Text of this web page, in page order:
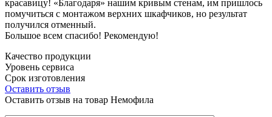
красавицу! «Благодаря» нашим кривым стенам, им пришлось
помучиться с монтажом верхних шкафчиков, но результат
получился отменный.
Большое всем спасибо! Рекомендую!
Качество продукции
Уровень сервиса
Срок изготовления
Оставить отзыв
Оставить отзыв на товар Немофила